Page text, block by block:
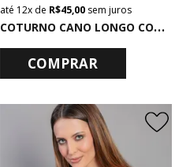
C
OTURNO CANO LONGO COM CADARÇO PRETO
12xde R$ 45,00sem juros
COMPRAR